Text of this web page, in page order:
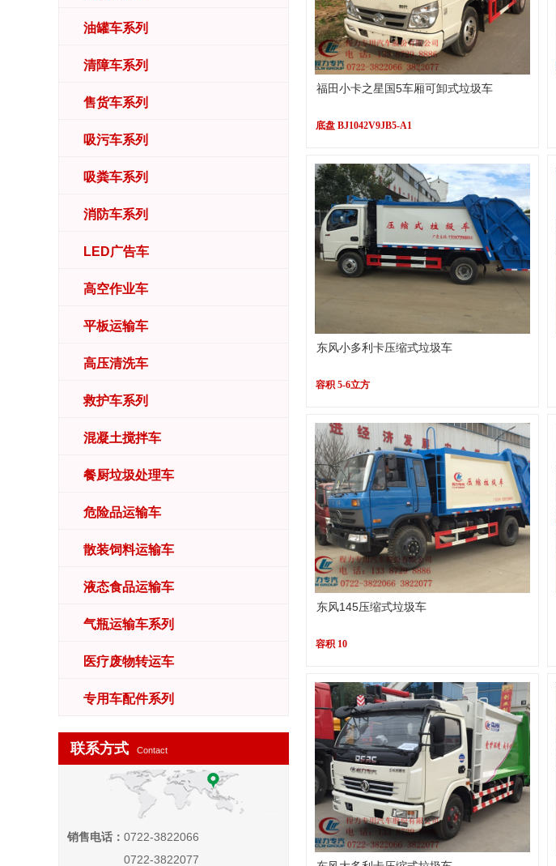
油罐车系列
清障车系列
售货车系列
吸污车系列
吸粪车系列
消防车系列
LED广告车
高空作业车
平板运输车
高压清洗车
救护车系列
混凝土搅拌车
餐厨垃圾处理车
危险品运输车
散装饲料运输车
液态食品运输车
气瓶运输车系列
医疗废物转运车
专用车配件系列
联系方式 Contact
销售电话： 0722-3822066
0722-3822077
福田小卡之星国5车厢可卸式垃圾车
底盘 BJ1042V9JB5-A1
东风小多利卡压缩式垃圾车
容积 5-6立方
东风145压缩式垃圾车
容积 10